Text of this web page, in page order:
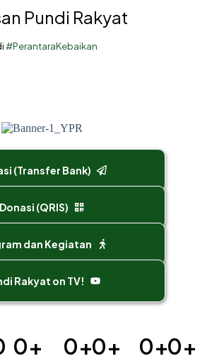
Pundi Rakyat
#PerantaraKebaikan
(Transfer Bank)
Donasi (QRIS)
dan Kegiatan
Rakyat on TV!
0+ 0+0+ 0+0+